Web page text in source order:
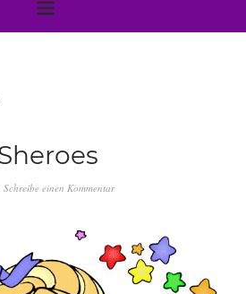
Schreibe einen Kommentar